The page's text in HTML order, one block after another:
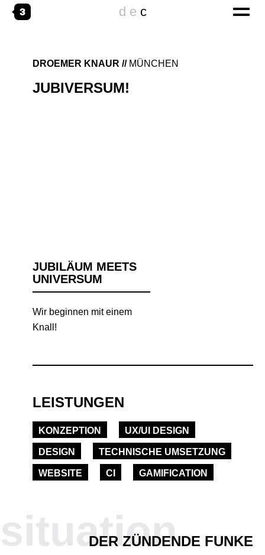
d e c
DROEMER KNAUR MÜNCHEN
JUBIVERSUM!
JUBILÄUM MEETS
UNIVERSUM
Wir beginnen mit einem
Knall!
LEISTUNGEN
KONZEPTION UX/UI DESIGN
DESIGN TECHNISCHE UMSETZUNG
WEBSITE CI GAMIFICATION
situation
DER ZÜNDENDE FUNKE